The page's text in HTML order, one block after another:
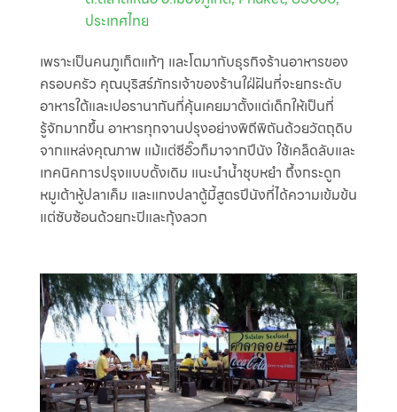
ประเทศไทย
เพราะเป็นคนภูเก็ตแท้ๆ และโตมากับธุรกิจร้านอาหารของ
ครอบครัว คุณบุริสร์ภัทรเจ้าของร้านใฝ่ฝันที่จะยกระดับ
อาหารใต้และเปอรานากันที่คุ้นเคยมาตั้งแต่เด็กให้เป็นที่
รู้จักมากขึ้น อาหารทุกจานปรุงอย่างพิถีพิถันด้วยวัตถุดิบ
จากแหล่งคุณภาพ แม้แต่ซีอิ๊วก็มาจากปีนัง ใช้เคล็ดลับและ
เทคนิคการปรุงแบบดั้งเดิม แนะนำน้ำชุบหยำ ถึ้งกระดูก
หมูเต้าหู้ปลาเค็ม และแกงปลาตู้มี้สูตรปีนังที่ได้ความเข้มข้น
แต่ซับซ้อนด้วยกะปิและกุ้งลวก